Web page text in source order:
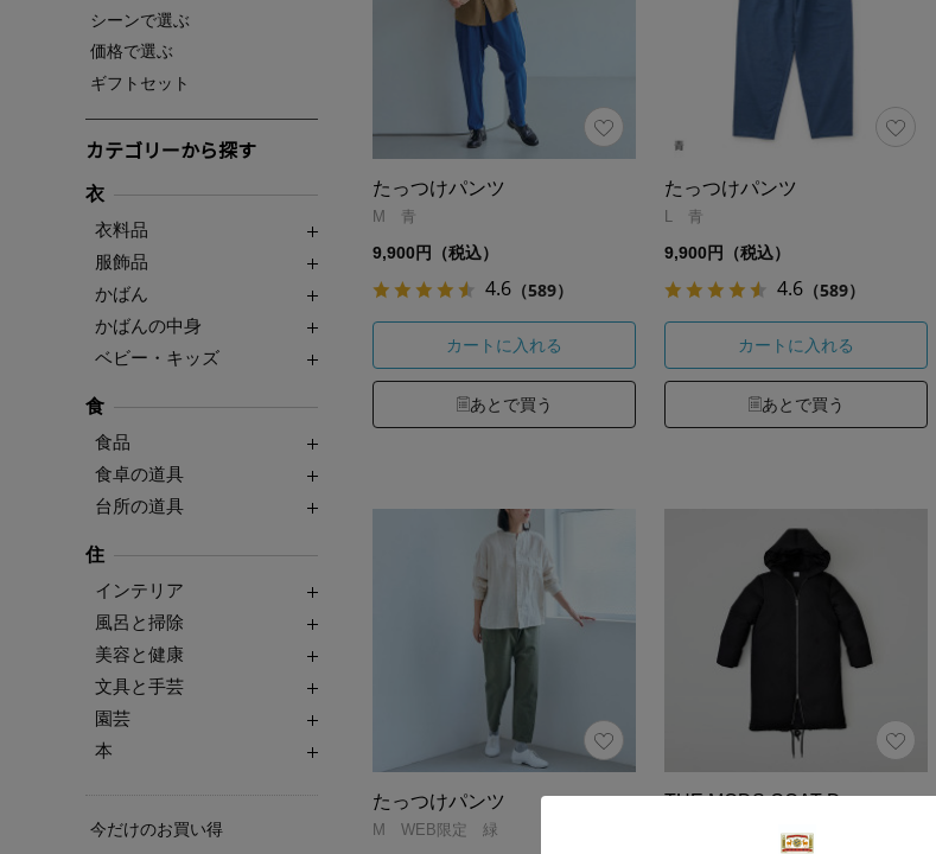
シーンで選ぶ
価格で選ぶ
ギフトセット
カテゴリーから探す
衣
衣料品
服飾品
かばん
かばんの中身
ベビー・キッズ
食
食品
食卓の道具
台所の道具
住
インテリア
風呂と掃除
美容と健康
文具と手芸
園芸
本
今だけのお買い得
たっつけパンツ
M 青
9,900円（税込）
4.6 （589）
カートに入れる
あとで買う
たっつけパンツ
L 青
9,900円（税込）
4.6 （589）
カートに入れる
あとで買う
たっつけパンツ
M WEB限定 緑
THE MODS COAT Down